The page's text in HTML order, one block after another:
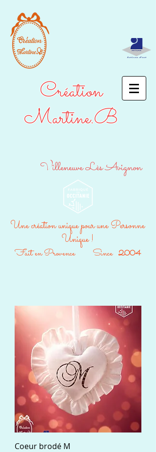
Création
Martine.B
Villeneuve Lès Avignon
Une création unique pour une Personne
Unique !
Fait en Provence Since 2004
Coeur brodé M